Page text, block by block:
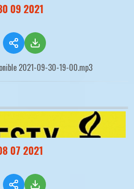
09 2021
2021-09-30-19-00.mp3
07 2021